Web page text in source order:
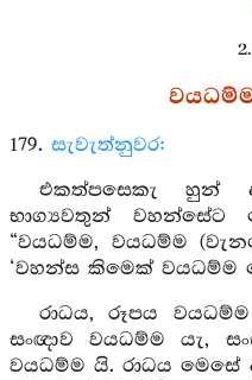
179. සැවැත්නුවර:
එකත්පසෙකැ
භාග්‍යවතුන්
“වයධම්ම, වයධම්ම
‘වහන්ස කිමෙක් වයධම්ම
රාධය, රූපය
සංඥාව වයධම්ම යැ,
වයධම්ම යි. රාධය මෙසේ